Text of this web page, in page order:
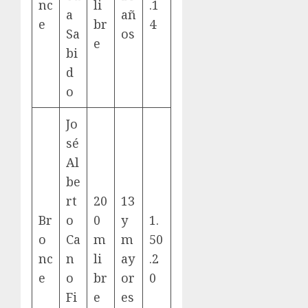
nc
e
a
Sa
bi
d
o
li
br
e
añ
os
.1
4
Br
o
nc
e
Jo
sé
Al
be
rt
o
Ca
n
o
Fi
20
0
m
li
br
e
13
y
m
ay
or
es
1.
50
.2
0